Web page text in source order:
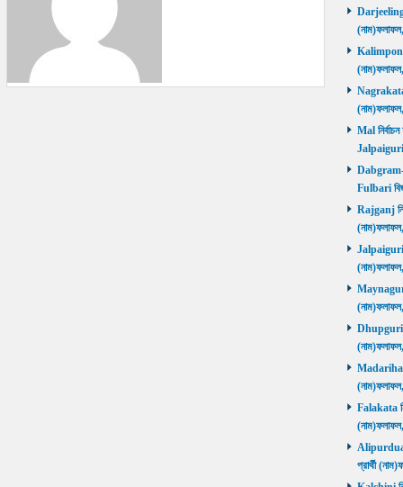
Darjeeling
Kalimpong
Nagrakata
Mal
Jalpaiguri
Dabgram-
Fulbari
Rajganj
Jalpaiguri
Maynaguri
Dhupguri
Madarihat
Falakata
প্রার্থী